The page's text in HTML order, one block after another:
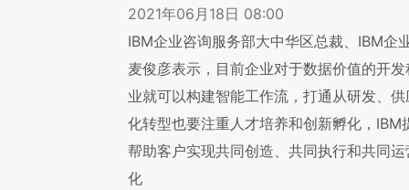
2021年06月18日 08:00
IBM企业咨询服务部大中华区总裁、IBM企
麦俊彦表示，目前企业对于数据价值的开
业就可以构建智能工作流，打通从研发、
化转型也要注重人才培养和创新孵化，
帮助客户实现共同创造、共同执行和共同
化